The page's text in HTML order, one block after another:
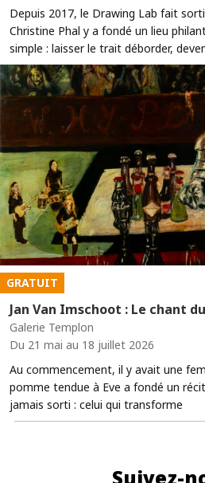
Depuis 2017, le Drawing Lab fait
Christine Phal y a fondé un lieu
simple : laisser le trait déborder,
GRATUIT
Jan Van Imschoot : Le chant
Galerie Templon
Du 21 mai au 18 juillet 2026
Au commencement, il y avait une
pomme tendue à Eve a fondé un
jamais sorti : celui qui transforme
Suivez-